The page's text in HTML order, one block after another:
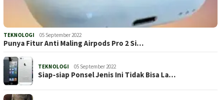
TEKNOLOGI 05 September 2022
Punya Fitur Anti Maling Airpods Pro 2 Si…
TEKNOLOGI 05 September 2022
Siap-siap Ponsel Jenis Ini Tidak Bisa La…